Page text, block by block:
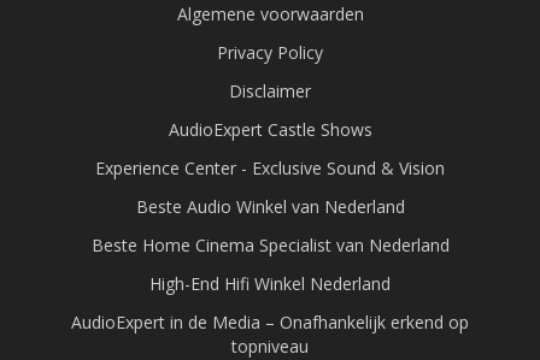
Algemene voorwaarden
Privacy Policy
Disclaimer
AudioExpert Castle Shows
Experience Center - Exclusive Sound & Vision
Beste Audio Winkel van Nederland
Beste Home Cinema Specialist van Nederland
High-End Hifi Winkel Nederland
AudioExpert in de Media – Onafhankelijk erkend op
topniveau